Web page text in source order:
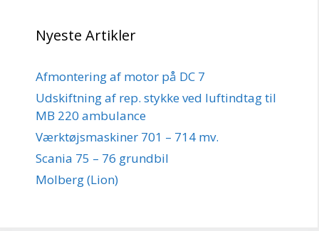
Nyeste Artikler
Afmontering af motor på DC 7
Udskiftning af rep. stykke ved luftindtag til
MB 220 ambulance
Værktøjsmaskiner 701 – 714 mv.
Scania 75 – 76 grundbil
Molberg (Lion)